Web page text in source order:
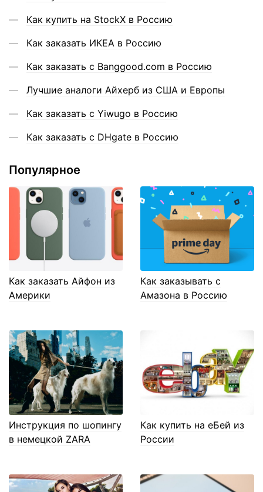
Как купить на StockX в Россию
Как заказать ИКЕА в Россию
Как заказать с Banggood.com в Россию
Лучшие аналоги Айхерб из США и Европы
Как заказать с Yiwugo в Россию
Как заказать с DHgate в Россию
Популярное
Как заказать Айфон из
Америки
Как заказывать с
Амазона в Россию
Инструкция по шопингу
в немецкой ZARA
Как купить на еБей из
России